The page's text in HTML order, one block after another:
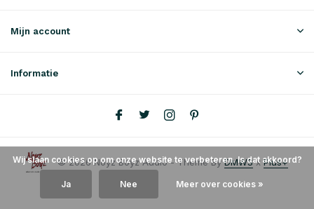
Mijn account
Informatie
© 2026 Noyz Boyz Audio - Theme ByDMWSxPlus+
Wij slaan cookies op om onze website te verbeteren. Is dat akkoord?
Ja Nee Meer over cookies »